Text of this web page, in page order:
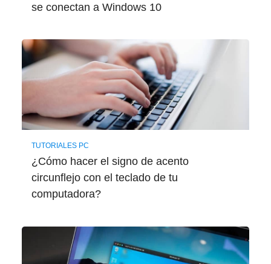
se conectan a Windows 10
TUTORIALES PC
¿Cómo hacer el signo de acento
circunflejo con el teclado de tu
computadora?